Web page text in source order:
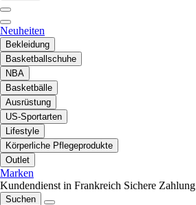
Neuheiten
Bekleidung
Basketballschuhe
NBA
Basketbälle
Ausrüstung
US-Sportarten
Lifestyle
Körperliche Pflegeprodukte
Outlet
Marken
Kundendienst in Frankreich Sichere Zahlung
Suchen